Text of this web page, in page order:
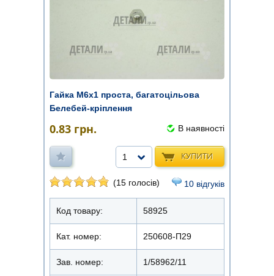
Гайка М6х1 проста, багатоцільова
Белебей-кріплення
0.83 грн. В наявності
КУПИТИ
1
(15 голосів) 10 відгуків
Код товару: 58925
Кат. номер: 250608-П29
Зав. номер: 1/58962/11